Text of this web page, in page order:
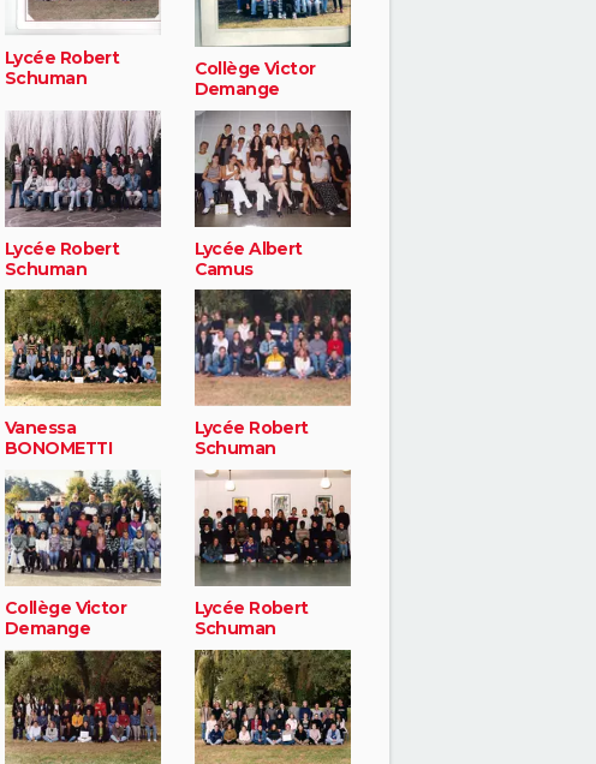
Lycée Robert
Schuman
Collège Victor
Demange
Lycée Robert
Schuman
Lycée Albert
Camus
Vanessa
BONOMETTI
Lycée Robert
Schuman
Collège Victor
Demange
Lycée Robert
Schuman